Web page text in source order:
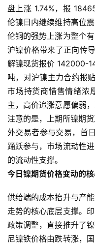
盘上涨 1.74%，报
伦镍日内继续维持高位
伦铜的强势上涨为整个
沪镍价格带来了正向传
解镍现货报价 142000-
吨，对沪镍主力合约报
市场持货商惜售情绪浓
主，高价追涨意愿偏弱
注意的是，上期所镍期
外交易者参与交易，首
踊跃参与，市场流动性
的流动性支撑。
今日镍期货价格变动的
供给端的成本抬升与产
走势的核心底层支撑。
政策调整，直接推升了
尼镍铁价格由跌转涨，